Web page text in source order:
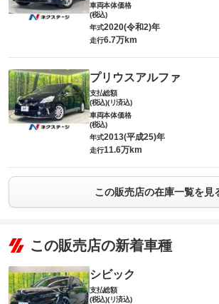
車両本体価格
(税込)
年式2020(令和2)年
走行6.7万km
プリウスアルファ
支払総額
(税込)(リ済込)
車両本体価格
(税込)
年式2013(平成25)年
走行11.6万km
この販売店の在庫一覧を見
この販売店の新着車種
シビック
支払総額
(税込)(リ済込)